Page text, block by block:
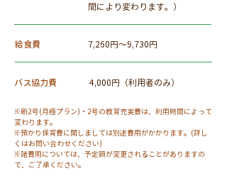
間により変わります。）
給食費 7,260円～9,730円
バス協力費 4,000円（利用者のみ）
※新2号(月極プラン)・2号の教育充実費は、利用時間によって
変わります。
※預かり保育費に関しましては別途費用がかかります。(詳し
くはお問い合わせください)
※諸費用については、予定額が変更されることがありますの
で、ご了承ください。